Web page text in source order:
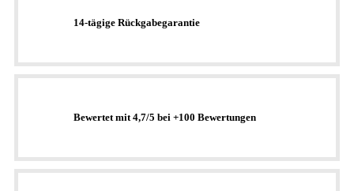
14-tägige Rückgabegarantie
Bewertet mit 4,7/5 bei +100 Bewertungen